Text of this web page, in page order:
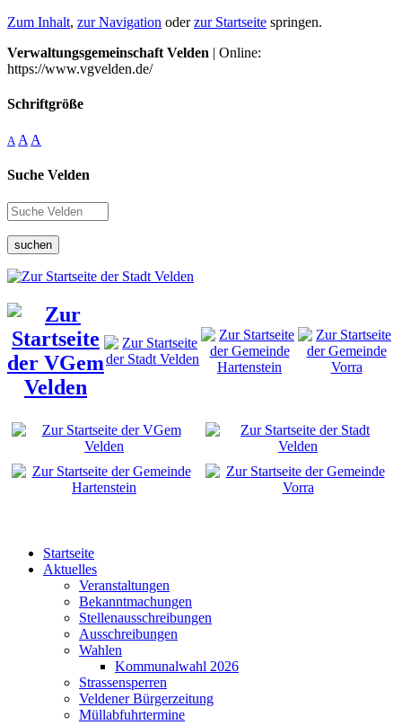
Zum Inhalt, zur Navigation oderzur Startseite springen.
Verwaltungsgemeinschaft Velden | Online:
https://www.vgvelden.de/
Schriftgröße
A A A
Suche Velden
suchen
Startseite
Aktuelles
Veranstaltungen
Bekanntmachungen
Stellenausschreibungen
Ausschreibungen
Wahlen
Kommunalwahl 2026
Strassensperren
Veldener Bürgerzeitung
Müllabfuhrtermine